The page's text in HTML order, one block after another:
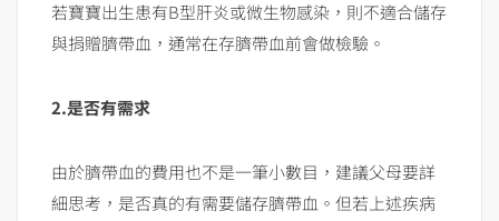
若寶寶出生患有B型肝炎或微生物感染，則不適合儲存
與捐贈臍帶血，通常在存臍帶血前會做檢驗。
2.是否有需求
由於臍帶血的費用也不是一筆小數目，建議父母要詳
細思考，是否真的有需要儲存臍帶血。但若上述疾病